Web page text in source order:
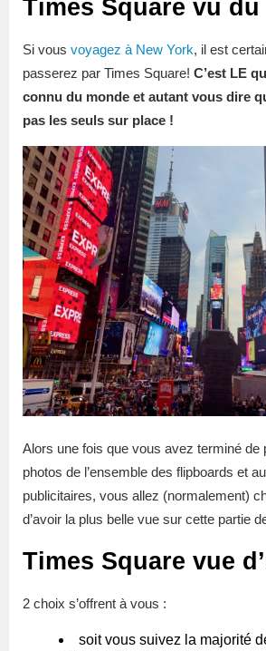
Times Square vu
Si vous voyagez à New York, il est
passerez par Times Square! C’est LE
connu du monde et autant vous dire
pas les seuls sur place !
Alors une fois que vous avez terminé de
photos de l’ensemble des flipboards et
publicitaires, vous allez (normalement)
d’avoir la plus belle vue sur cette partie
Times Square vue
2 choix s’offrent à vous :
soit vous suivez la majorité